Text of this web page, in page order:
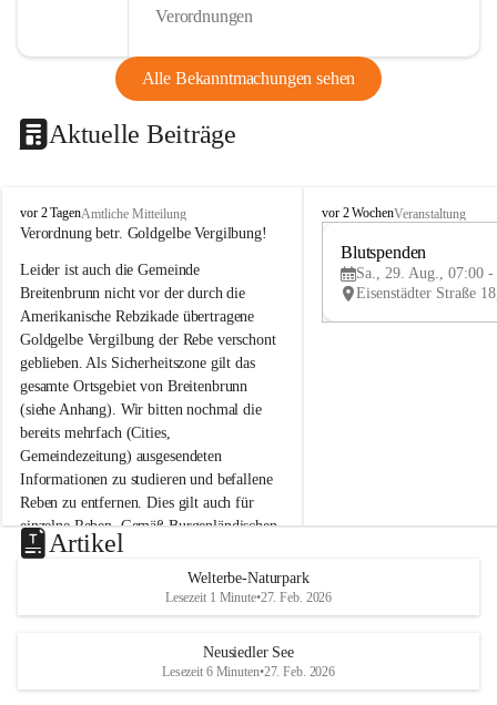
Verordnungen
Alle Bekanntmachungen sehen
Aktuelle Beiträge
B
r
i
t
e
n
b
r
u
n
n
a
m
N
e
u
s
d
S
vor 2 TagenAmtliche Mitteilung
Verordnung betr. Goldgelbe Vergilbung!
Leider ist auch die Gemeinde
Breitenbrunn nicht vor der durch die
Amerikanische Rebzikade übertragene
Goldgelbe Vergilbung der Rebe verschont
geblieben. Als Sicherheitszone gilt das
gesamte Ortsgebiet von Breitenbrunn
(siehe Anhang). Wir bitten nochmal die
bereits mehrfach (Cities,
Gemeindezeitung) ausgesendeten
Informationen zu studieren und befallene
Reben zu entfernen. Dies gilt auch für
einzelne Reben. Gemäß Burgenländischen
Weinbaugesetz sind nicht gepflegte oder
unzulässige Weingärten zu roden! Bitte
helfen wir zusammen um unsere Winzer
vor den prognostizierten Ernteausfällen
und den daraus folgenden wirtschaftlichen
B
e
u
e
d
r
S
vor 2 WochenVeranstaltung
Blutspenden
Sa., 29. Aug., 07:00 -
Artikel
Welterbe-Naturpark
Lesezeit 1 Minute•27. Feb. 2026
Neusiedler See
Lesezeit 6 Minuten•27. Feb. 2026